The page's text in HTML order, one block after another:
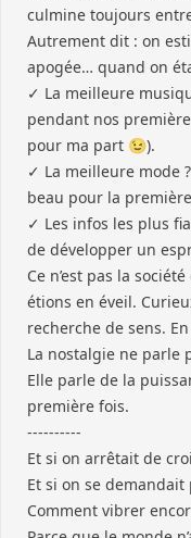
culmine toujours
Autrement dit : on
apogée… quand on
✓ La meilleure
pendant nos
pour ma part 😉).
✓ La meilleure mode
beau pour la
✓ Les infos les plus
de développer un
Ce n’est pas la
étions en éveil.
recherche de sens.
La nostalgie ne parle
Elle parle de la
première fois.
----------
Et si on arrêtait de
Et si on se demandait
Comment vibrer